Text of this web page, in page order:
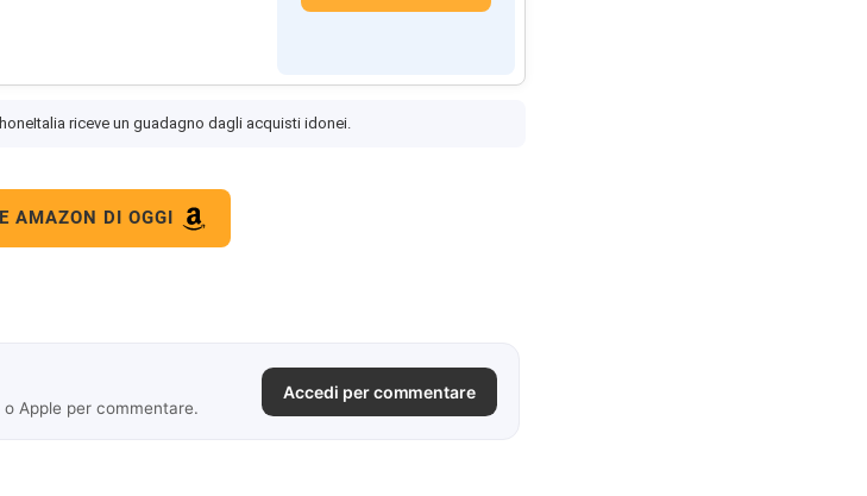
riceve un guadagno dagli acquisti idonei.
AMAZON DI OGGI
Apple per commentare.
Accedi per commentare